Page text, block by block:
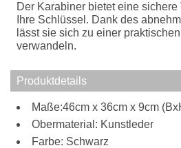
Der Karabiner bietet eine
Ihre Schlüssel. Dank des
lässt sie sich zu einer
verwandeln.
Produktdetails
Maße:46cm x 36cm x 9cm
Obermaterial: Kunstleder
Farbe: Schwarz